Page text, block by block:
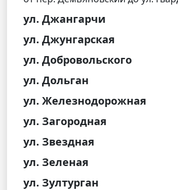
ул. Джангарчи
ул. Джунгарская
ул. Добровольского
ул. Дольган
ул. Железнодорожная
ул. Загородная
ул. Звездная
ул. Зеленая
ул. Зултурган